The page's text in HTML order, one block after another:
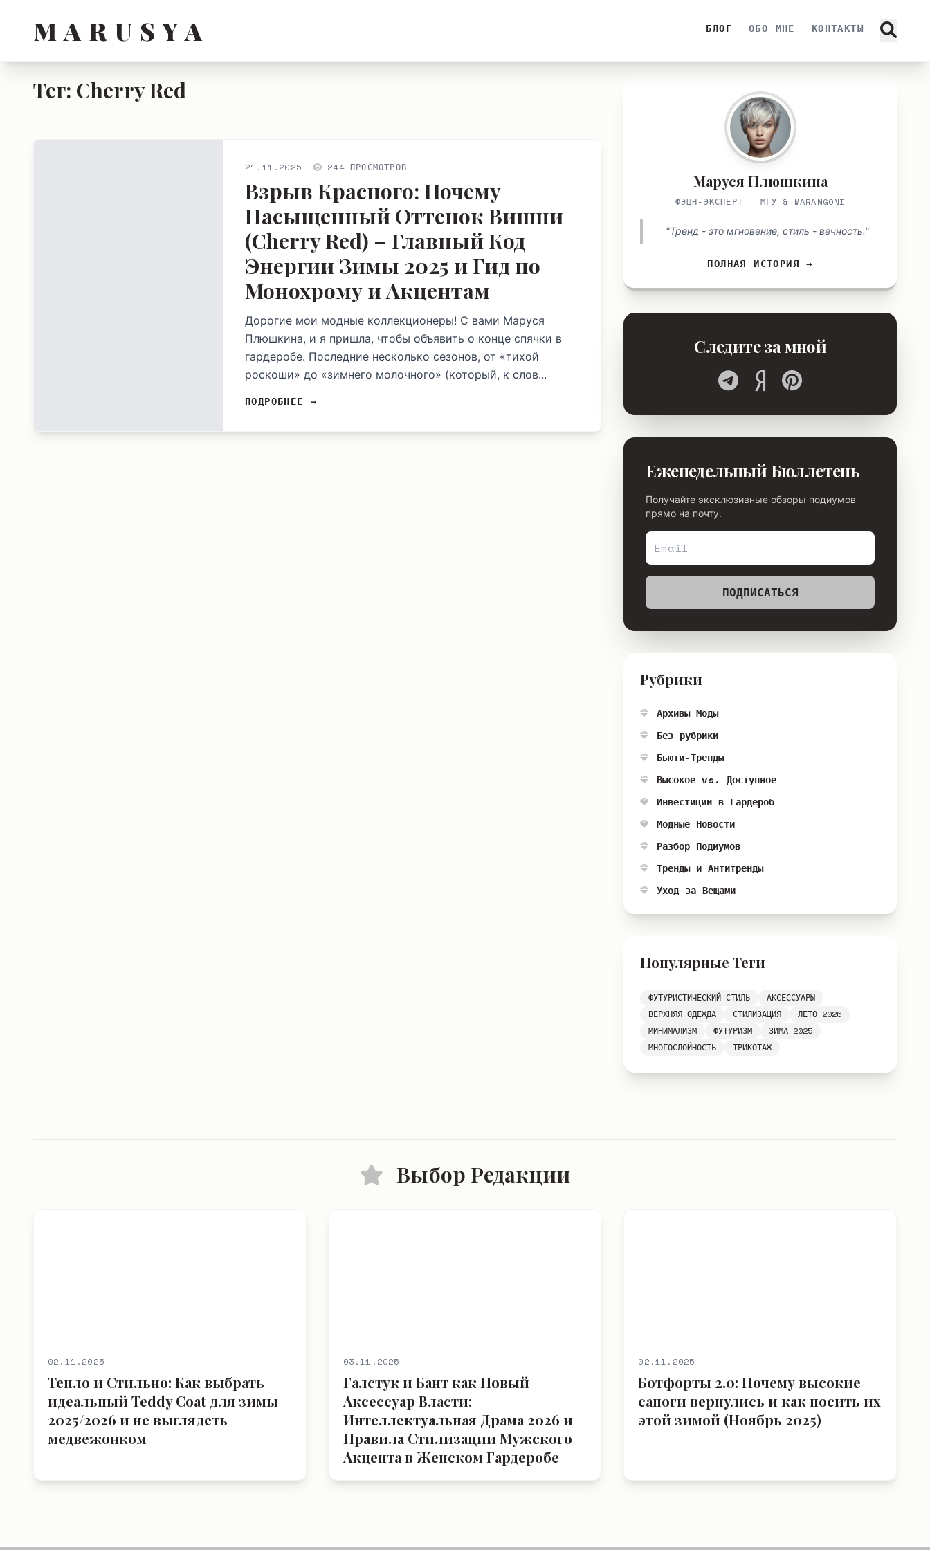
M A R U S Y A БЛОГ ОБО МНЕ КОНТАКТЫ
Тег: Cherry Red
21.11.2025 244 ПРОСМОТРОВ
Взрыв Красного: Почему
Насыщенный Оттенок Вишни
(Cherry Red) – Главный Код
Энергии Зимы 2025 и Гид по
Монохрому и Акцентам
Дорогие мои модные коллекционеры! С вами Маруся
Плюшкина, и я пришла, чтобы объявить о конце спячки в
гардеробе. Последние несколько сезонов, от «тихой
роскоши» до «зимнего молочного» (который, к слов...
ПОДРОБНЕЕ →
Маруся Плюшкина
ФЭШН-ЭКСПЕРТ | МГУ & MARANGONI
"Тренд - это мгновение, стиль - вечность."
ПОЛНАЯ ИСТОРИЯ →
Следите за мной
Еженедельный Бюллетень
Получайте эксклюзивные обзоры подиумов
прямо на почту.
ПОДПИСАТЬСЯ
Рубрики
Архивы Моды
Без рубрики
Бьюти-Тренды
Высокое vs. Доступное
Инвестиции в Гардероб
Модные Новости
Разбор Подиумов
Тренды и Антитренды
Уход за Вещами
Популярные Теги
ФУТУРИСТИЧЕСКИЙ СТИЛЬ
АКСЕССУАРЫ
ВЕРХНЯЯ ОДЕЖДА
СТИЛИЗАЦИЯ
ЛЕТО 2026
МИНИМАЛИЗМ
ФУТУРИЗМ
ЗИМА 2025
МНОГОСЛОЙНОСТЬ
ТРИКОТАЖ
Выбор Редакции
02.11.2025
Тепло и Стильно: Как выбрать
идеальный Teddy Coat для зимы
2025/2026 и не выглядеть
медвежонком
03.11.2025
Галстук и Бант как Новый
Аксессуар Власти:
Интеллектуальная Драма 2026 и
Правила Стилизации Мужского
Акцента в Женском Гардеробе
02.11.2025
Ботфорты 2.0: Почему высокие
сапоги вернулись и как носить их
этой зимой (Ноябрь 2025)